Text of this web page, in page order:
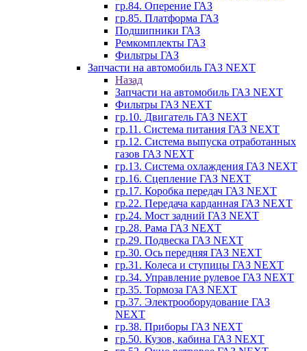
гр.84. Оперение ГАЗ
гр.85. Платформа ГАЗ
Подшипники ГАЗ
Ремкомплекты ГАЗ
Фильтры ГАЗ
Запчасти на автомобиль ГАЗ NEXT
Назад
Запчасти на автомобиль ГАЗ NEXT
Фильтры ГАЗ NEXT
гр.10. Двигатель ГАЗ NEXT
гр.11. Система питания ГАЗ NEXT
гр.12. Система выпуска отработанных
газов ГАЗ NEXT
гр.13. Система охлаждения ГАЗ NEXT
гр.16. Сцепление ГАЗ NEXT
гр.17. Коробка передач ГАЗ NEXT
гр.22. Передача карданная ГАЗ NEXT
гр.24. Мост задний ГАЗ NEXT
гр.28. Рама ГАЗ NEXT
гр.29. Подвеска ГАЗ NEXT
гр.30. Ось передняя ГАЗ NEXT
гр.31. Колеса и ступицы ГАЗ NEXT
гр.34. Управление рулевое ГАЗ NEXT
гр.35. Тормоза ГАЗ NEXT
гр.37. Электрооборудование ГАЗ
NEXT
гр.38. Приборы ГАЗ NEXT
гр.50. Кузов, кабина ГАЗ NEXT